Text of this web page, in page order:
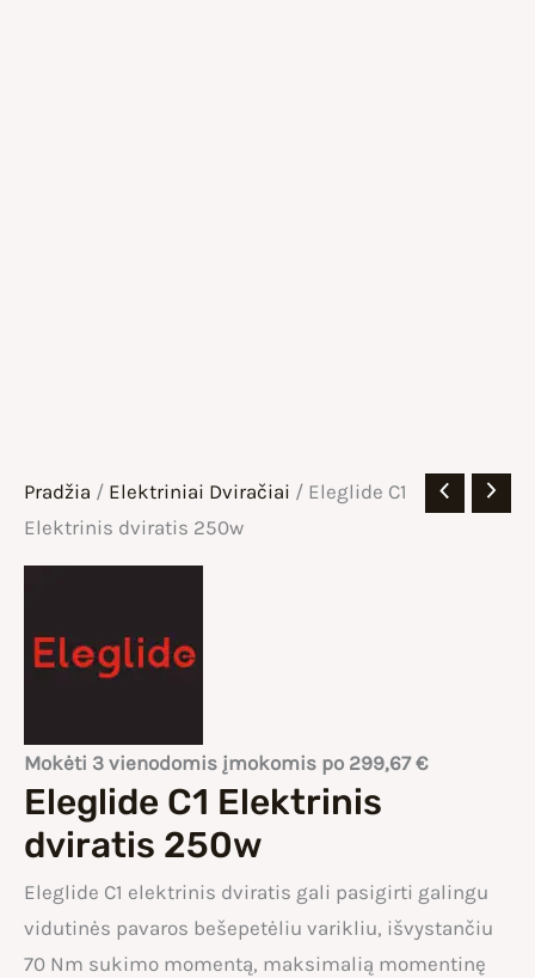
Pradžia / Elektriniai Dviračiai / Eleglide C1
Elektrinis dviratis 250w
Mokėti 3 vienodomis įmokomis po 299,67€
Eleglide C1 Elektrinis
dviratis 250w
Eleglide C1 elektrinis dviratis gali pasigirti galingu
vidutinės pavaros bešepetėliu varikliu, išvystančiu
70 Nm sukimo momentą, maksimalią momentinę